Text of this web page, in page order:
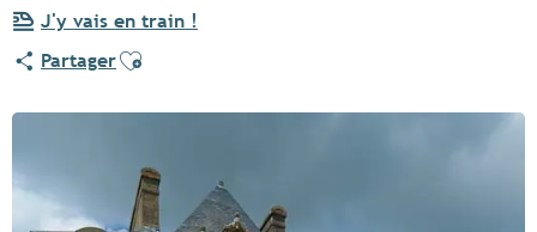
J'y vais en train !
PartagerAjouter aux favoris